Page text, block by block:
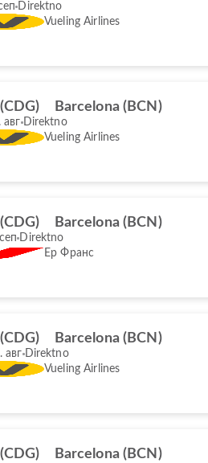
Direktno
Vueling Airlines
Barcelona (BCN)
авг Direktno
Vueling Airlines
Barcelona (BCN)
Direktno
Ер Франс
Barcelona (BCN)
авг Direktno
Vueling Airlines
Barcelona (BCN)